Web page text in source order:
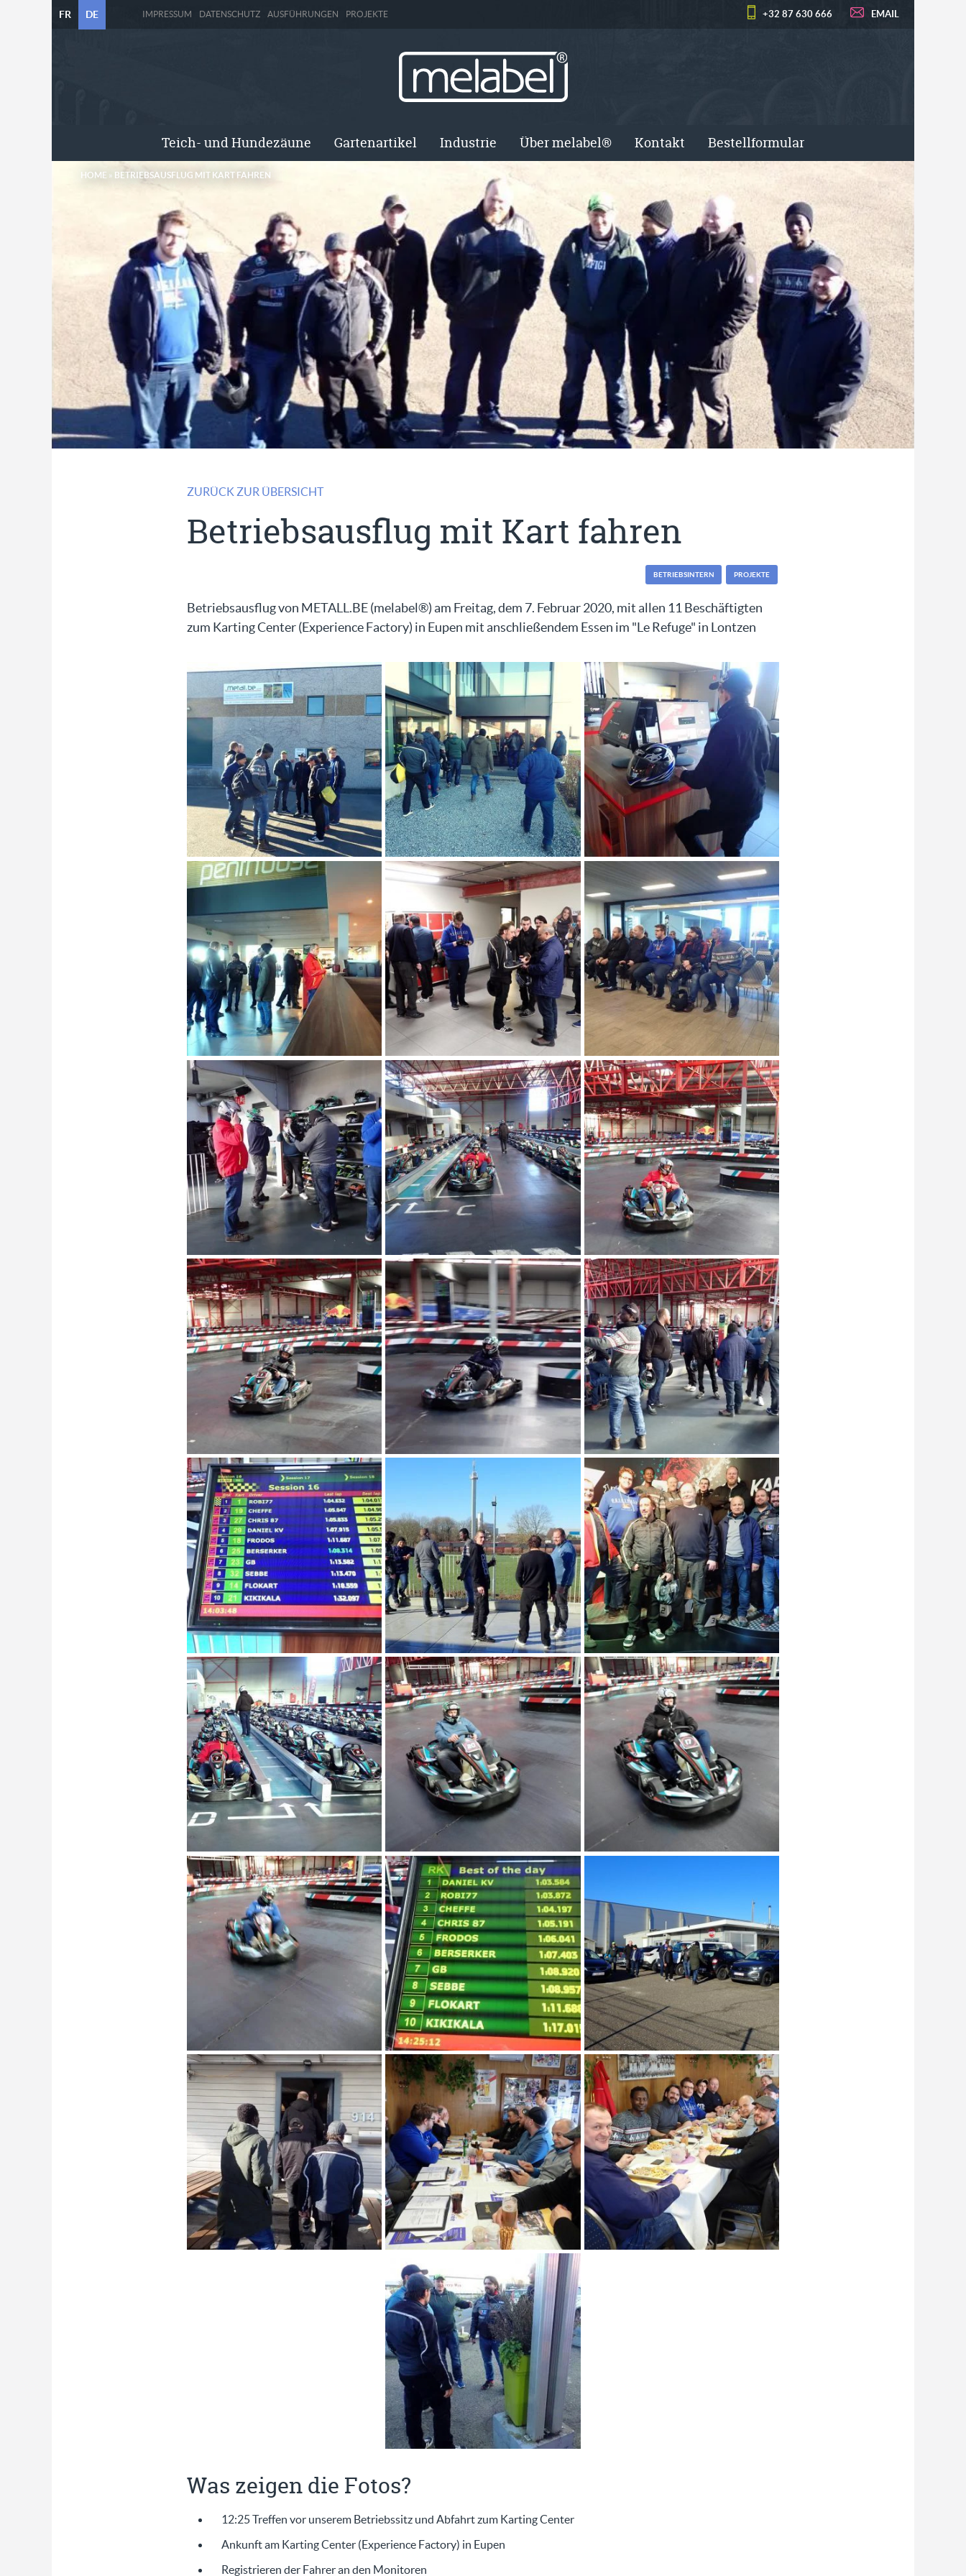
FR DE IMPRESSUM DATENSCHUTZ AUSFÜHRUNGEN PROJEKTE +32 87 630 666 EMAIL
Teich- und Hundezäune Gartenartikel Industrie Über melabel® Kontakt Bestellformular
HOME » BETRIEBSAUSFLUG MIT KART FAHREN
ZURÜCK ZUR ÜBERSICHT
Betriebsausflug mit Kart fahren
BETRIEBSINTERN PROJEKTE
Betriebsausflug von METALL.BE (melabel®) am Freitag, dem 7. Februar 2020, mit allen 11 Beschäftigten
zum Karting Center (Experience Factory) in Eupen mit anschließendem Essen im "Le Refuge" in Lontzen
Was zeigen die Fotos?
12:25 Treffen vor unserem Betriebssitz und Abfahrt zum Karting Center
Ankunft am Karting Center (Experience Factory) in Eupen
Registrieren der Fahrer an den Monitoren